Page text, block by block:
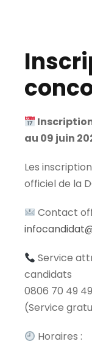
au 09 juin
Les
officiel de la
Contact
Service
candidats
0806 70 49 49
(Service
Horaires :